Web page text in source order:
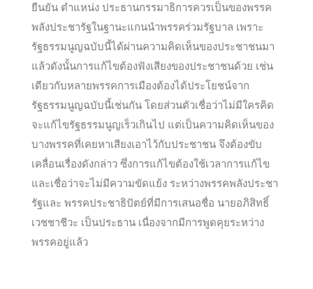
ยืนยัน ตำแหน่ง ประธานกรรมาธิการควรเป็นของพรรค
พลังประชารัฐในฐานะแกนนำพรรคร่วมรัฐบาล เพราะ
รัฐธรรมนูญ​ฉบับนี้ได้ผ่านความคิดเห็นของประชาชนมา
แล้วดังนั้นการแก้ไขต้องฟังเสียงของประชาชนด้วย เช่น
เดียวกับหลายพรรคการเมืองต้องได้ประโยชน์จาก
รัฐธรรมนูญ​ฉบับนี้เช่นกัน โดยส่วนตัวเชื่อว่าไม่มีใครคิด
จะแก้ไขรัฐธรรมนูญเร็วเกินไป แต่เป็นความคิดเห็นของ
บางพรรคที่เคยหาเสียงเอาไว้กับประชาชน จึงต้องขับ
เคลื่อนเรื่องดังกล่าว ซึ่งการแก้ไขต้องใช้เวลาการแก้ไข
และเชื่อว่าจะไม่มีความขัดแย้ง ระหว่างพรรคพลังประชา
รัฐและ พรรคประชาธิปัตย์​ที่มีการเสนอชื่อ นายอภิสิทธิ์
เวชชาชีวะ​ เป็นประธาน เนื่องจากมีการพูดคุยระหว่าง
พรรคอยู่แล้ว